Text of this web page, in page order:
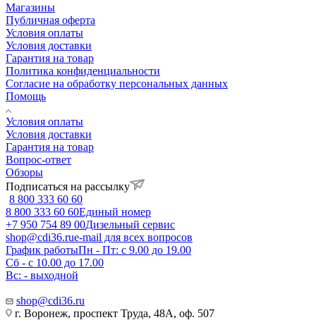
Магазины
Публичная оферта
Условия оплаты
Условия доставки
Гарантия на товар
Политика конфиденциальности
Согласие на обработку персональных данных
Помощь
Условия оплаты
Условия доставки
Гарантия на товар
Вопрос-ответ
Обзоры
Подписаться на рассылку
8 800 333 60 60
8 800 333 60 60Единый номер
+7 950 754 89 00Дизельный сервис
shop@cdi36.rue-mail для всех вопросов
График работыПн - Пт: с 9.00 до 19.00
Сб - с 10.00 до 17.00
Вс: - выходной
shop@cdi36.ru
г. Воронеж, проспект Труда, 48А, оф. 507